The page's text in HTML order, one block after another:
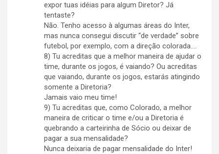
expor tuas idéias para algum Diretor? Já
tentaste?
Não. Tenho acesso à algumas áreas do Inter,
mas nunca consegui discutir “de verdade” sobre
futebol, por exemplo, com a direção colorada….
8) Tu acreditas que a melhor maneira de ajudar o
time, durante os jogos, é vaiando? Ou acreditas
que vaiando, durante os jogos, estarás atingindo
somente a Diretoria?
Jamais vaio meu time!
9) Tu acreditas que, como Colorado, a melhor
maneira de criticar o time e/ou a Diretoria é
quebrando a carteirinha de Sócio ou deixar de
pagar a sua mensalidade?
Nunca deixaria de pagar mensalidade do Inter!